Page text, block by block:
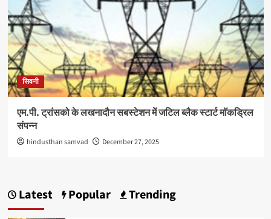
सिवनी
एम.पी. ट्रांसको के लखनादौन सबस्टेशन में जटिल ब्लैक स्टार्ट मॉकड्रिल
संपन्न
hindusthan samvad December 27, 2025
Latest Popular Trending